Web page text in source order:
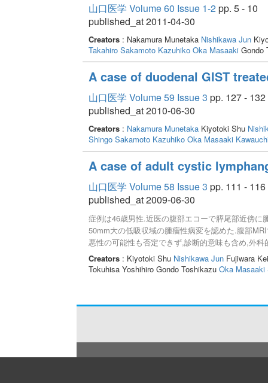
山口医学 Volume 60 Issue 1-2pp. 5 - 10
published_at 2011-04-30
Creators: Nakamura Munetaka Nishikawa Jun
Takahiro Sakamoto Kazuhiko Oka MasaakiGondo
A case of duodenal GIST
山口医学 Volume 59 Issue 3 pp. 127 - 132
published_at 2010-06-30
Creators: Nakamura MunetakaKiyotoki Shu
Shingo Sakamoto Kazuhiko Oka Masaaki
A case of adult cystic
山口医学 Volume 58 Issue 3 pp. 111 - 116
published_at 2009-06-30
症例は46歳男性.近医の腹部エコーで膵尾部近傍
50mm大の低吸収域の腫瘤性病変を認めた.腹部
悪性の可能性も否定できず,診断的意味も含め,外
は認めなかった.腫瘍は組織学的に嚢胞状リンパ
が,成人の腸間膜に発生したリンパ管腫はまれであ
Creators: Kiyotoki Shu Nishikawa JunFujiwara
Tokuhisa Yoshihiro Gondo Toshikazu Oka Masaaki